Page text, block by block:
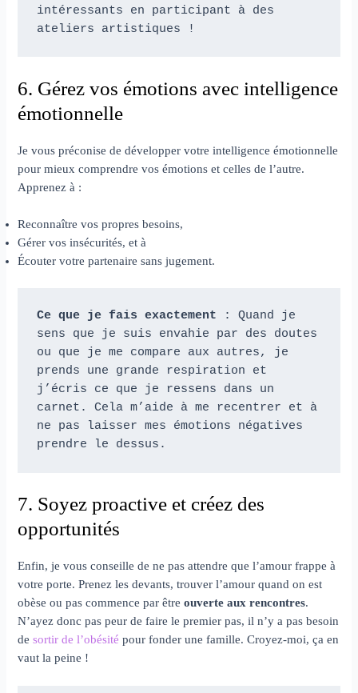
intéressants en participant à des
ateliers artistiques !
6. Gérez vos émotions avec intelligence
émotionnelle
Je vous préconise de développer votre intelligence émotionnelle
pour mieux comprendre vos émotions et celles de l’autre.
Apprenez à :
Reconnaître vos propres besoins,
Gérer vos insécurités, et à
Écouter votre partenaire sans jugement.
Ce que je fais exactement : Quand je
sens que je suis envahie par des doutes
ou que je me compare aux autres, je
prends une grande respiration et
j’écris ce que je ressens dans un
carnet. Cela m’aide à me recentrer et à
ne pas laisser mes émotions négatives
prendre le dessus.
7. Soyez proactive et créez des
opportunités
Enfin, je vous conseille de ne pas attendre que l’amour frappe à
votre porte. Prenez les devants, trouver l’amour quand on est
obèse ou pas commence par êtreouverte aux rencontres.
N’ayez donc pas peur de faire le premier pas, il n’y a pas besoin
desortir de l’obésité pour fonder une famille. Croyez-moi, ça en
vaut la peine !